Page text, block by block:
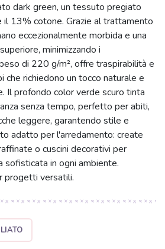
dark green, un tessuto pregiato
il 13% cotone. Grazie al trattamento
eccezionalmente morbida e una
minimizzando i
di 220 g/m², offre traspirabilità e
che richiedono un tocco naturale e
Il profondo color verde scuro tinta
senza tempo, perfetto per abiti,
leggere, garantendo stile e
adatto per l'arredamento: create
o cuscini decorativi per
sofisticata in ogni ambiente.
progetti versatili.